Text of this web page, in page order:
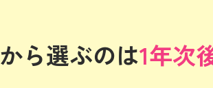
から選ぶのは1年次